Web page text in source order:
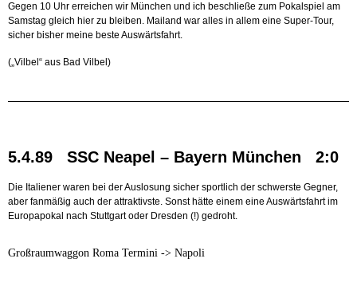
Gegen 10 Uhr erreichen wir München und ich beschließe zum Pokalspiel am
Samstag gleich hier zu bleiben. Mailand war alles in allem eine Super-Tour,
sicher bisher meine beste Auswärtsfahrt.
(„Vilbel“ aus Bad Vilbel)
5.4.89 SSC Neapel – Bayern München 2:0
Die Italiener waren bei der Auslosung sicher sportlich der schwerste Gegner,
aber fanmäßig auch der attraktivste. Sonst hätte einem eine Auswärtsfahrt im
Europapokal nach Stuttgart oder Dresden (!) gedroht.
Großraumwaggon Roma Termini -> Napoli